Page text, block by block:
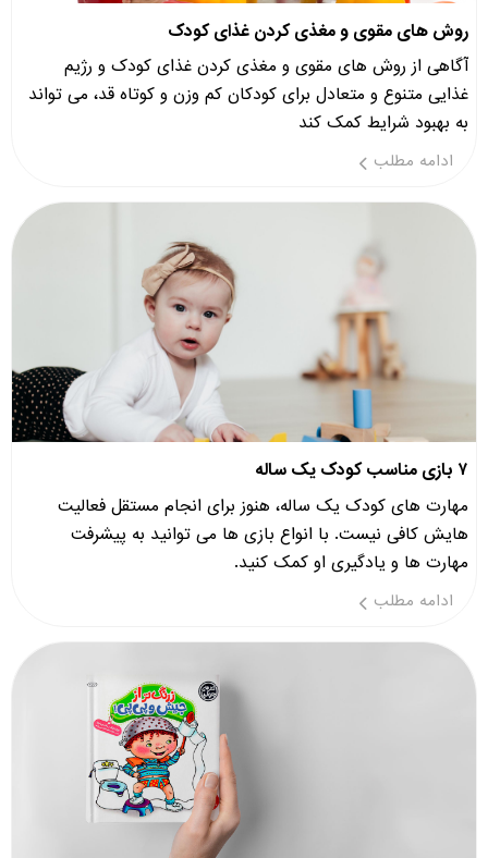
روش های مقوی و مغذی کردن غذای کودک
آگاهی از روش های مقوی و مغذی کردن غذای کودک و رژیم
غذایی متنوع و متعادل برای کودکان کم وزن و کوتاه قد، می تواند
به بهبود شرایط کمک کند
ادامه مطلب
۷ بازی مناسب کودک یک ساله
مهارت های کودک یک ساله، هنوز برای انجام مستقل فعالیت
هایش کافی نیست. با انواع بازی ها می توانید به پیشرفت
مهارت ها و یادگیری او کمک کنید.
ادامه مطلب